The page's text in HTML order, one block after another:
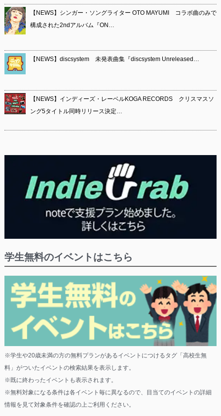
【NEWS】シンガー・ソングライター OTO MAYUMI コラボ曲のみで
構成された2ndアルバム『ON…
【NEWS】discsystem 未発表曲集『discsystem Unreleased…
【NEWS】インディーズ・レーベルKOGA RECORDS クリスマスソ
ング5タイトル同時リリース決定…
学生無料のイベントはこちら
※学生や20歳未満の方の無料プランがあるイベントにつけるタグ「高校生無
料」がついたイベントの検索結果を表示します。
※既に終わったイベントも表示されます。
※無料対象になる条件は各イベント毎に異なるので、目当てのイベントの詳細
情報を見て対象条件を確認の上ご利用ください。